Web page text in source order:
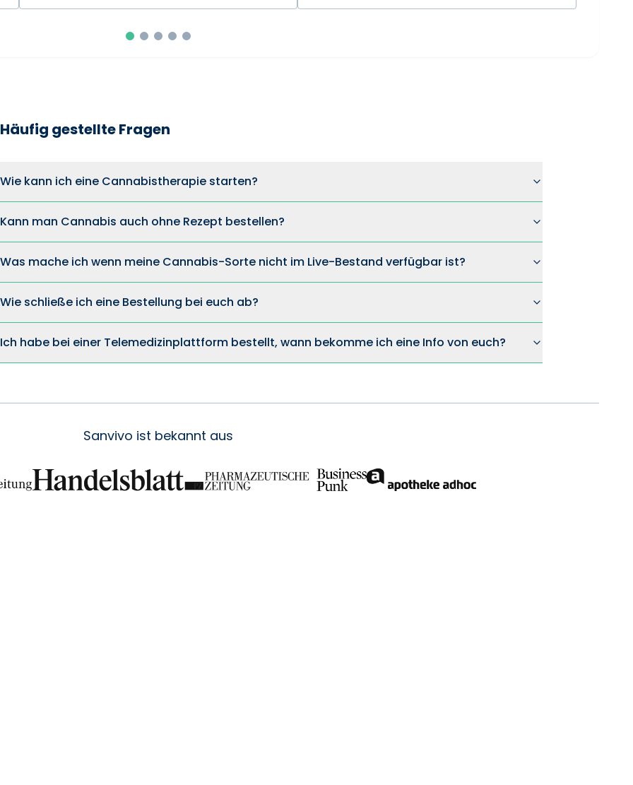
Häufig gestellte Fragen
Wie kann ich eine Cannabistherapie starten?
Kann man Cannabis auch ohne Rezept bestellen?
Was mache ich wenn meine Cannabis-Sorte nicht im Live-Bestand verfügbar ist?
Wie schließe ich eine Bestellung bei euch ab?
Ich habe bei einer Telemedizinplattform bestellt, wann bekomme ich eine Info von euch?
Sanvivo ist bekannt aus